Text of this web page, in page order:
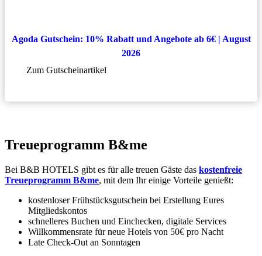
Agoda Gutschein: 10% Rabatt und Angebote ab 6€ | August
2026
Zum Gutscheinartikel
Treueprogramm B&me
Bei B&B HOTELS gibt es für alle treuen Gäste das kostenfreie
Treueprogramm B&me, mit dem Ihr einige Vorteile genießt:
kostenloser Frühstücksgutschein bei Erstellung Eures
Mitgliedskontos
schnelleres Buchen und Einchecken, digitale Services
Willkommensrate für neue Hotels von 50€ pro Nacht
Late Check-Out an Sonntagen